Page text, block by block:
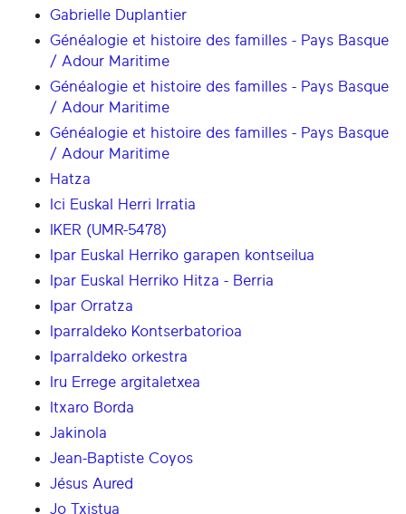
Gabrielle Duplantier
Généalogie et histoire des familles - Pays Basque
/ Adour Maritime
Généalogie et histoire des familles - Pays Basque
/ Adour Maritime
Généalogie et histoire des familles - Pays Basque
/ Adour Maritime
Hatza
Ici Euskal Herri Irratia
IKER (UMR-5478)
Ipar Euskal Herriko garapen kontseilua
Ipar Euskal Herriko Hitza - Berria
Ipar Orratza
Iparraldeko Kontserbatorioa
Iparraldeko orkestra
Iru Errege argitaletxea
Itxaro Borda
Jakinola
Jean-Baptiste Coyos
Jésus Aured
Jo Txistua